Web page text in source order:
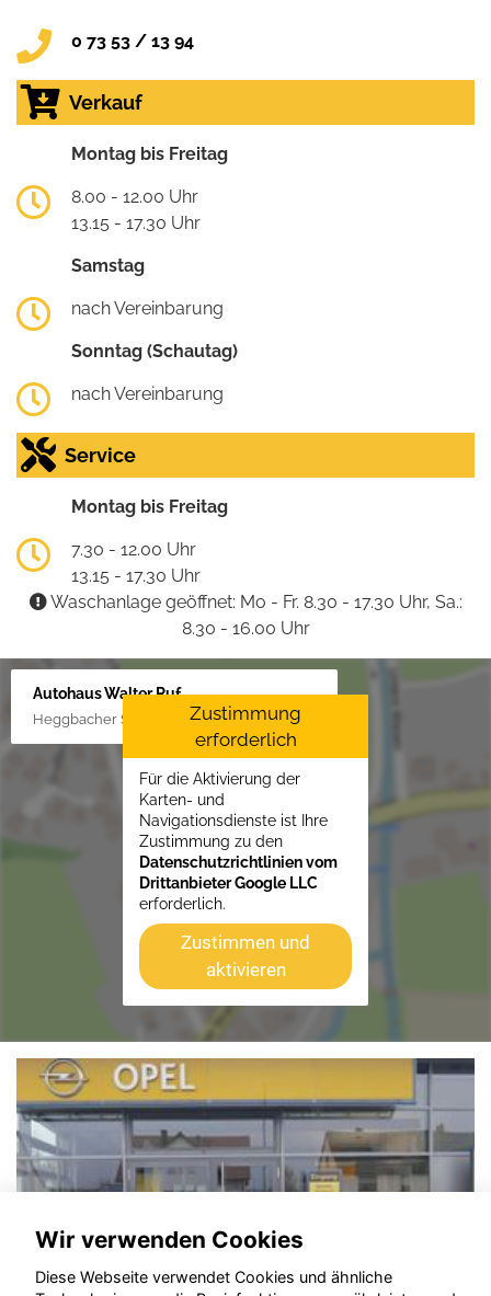
0 73 53 / 13 94
Verkauf
Montag bis Freitag
8.00 - 12.00 Uhr
13.15 - 17.30 Uhr
Samstag
nach Vereinbarung
Sonntag (Schautag)
nach Vereinbarung
Service
Montag bis Freitag
7.30 - 12.00 Uhr
13.15 - 17.30 Uhr
Waschanlage geöffnet: Mo - Fr. 8.30 - 17.30 Uhr, Sa.:
8.30 - 16.00 Uhr
Autohaus Walter Ruf
Heggbacher Straße 25, 88477 Schönebürg
Zustimmung
erforderlich
Für die Aktivierung der
Karten- und
Navigationsdienste ist Ihre
Zustimmung zu den
Datenschutzrichtlinien vom
Drittanbieter Google LLC
erforderlich.
Zustimmen und
aktivieren
Wir verwenden Cookies
Diese Webseite verwendet Cookies und ähnliche